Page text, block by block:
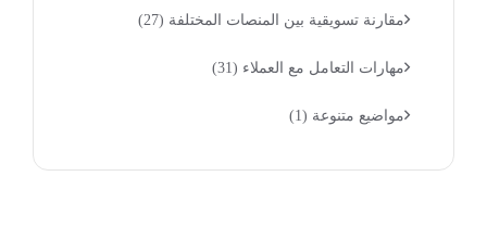
مقارنة تسويقية بين المنصات المختلفة (27)
مهارات التعامل مع العملاء (31)
مواضيع متنوعة (1)